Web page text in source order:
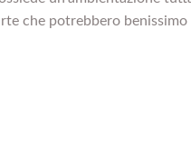
che potrebbero benissimo